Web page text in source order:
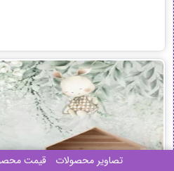
تصاویر محصولات قیمت